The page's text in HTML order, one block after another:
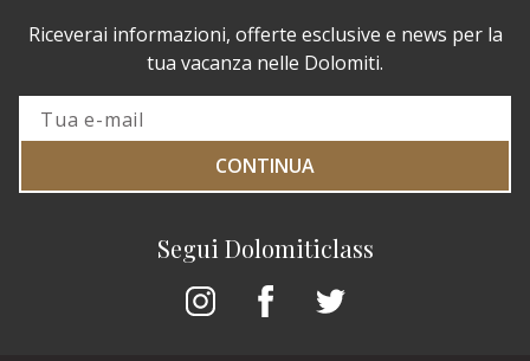
Segui Dolomiticlass
Riceverai informazioni, offerte esclusive e news per la
tua vacanza nelle Dolomiti.
CONTINUA